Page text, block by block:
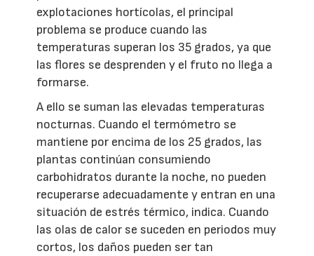
explotaciones hortícolas, el principal
problema se produce cuando las
temperaturas superan los 35 grados, ya que
las flores se desprenden y el fruto no llega a
formarse.
A ello se suman las elevadas temperaturas
nocturnas. Cuando el termómetro se
mantiene por encima de los 25 grados, las
plantas continúan consumiendo
carbohidratos durante la noche, no pueden
recuperarse adecuadamente y entran en una
situación de estrés térmico, indica. Cuando
las olas de calor se suceden en periodos muy
cortos, los daños pueden ser tan